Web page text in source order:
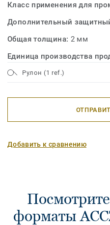
Класс применения для
Дополнительный
Общая толщина: 2 мм
Единица производства
Рулон (1 ref.)
Добавить к сравнению
форматы